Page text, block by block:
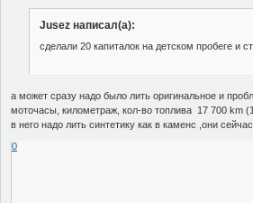
Jusez написал(а):
сделали 20 капиталок на детском пробеге и
а может сразу надо было лить оригинальное и
моточасы, километраж, кол-во топлива 17 700 km
в него надо лить синтетику как в каменс ,они
0